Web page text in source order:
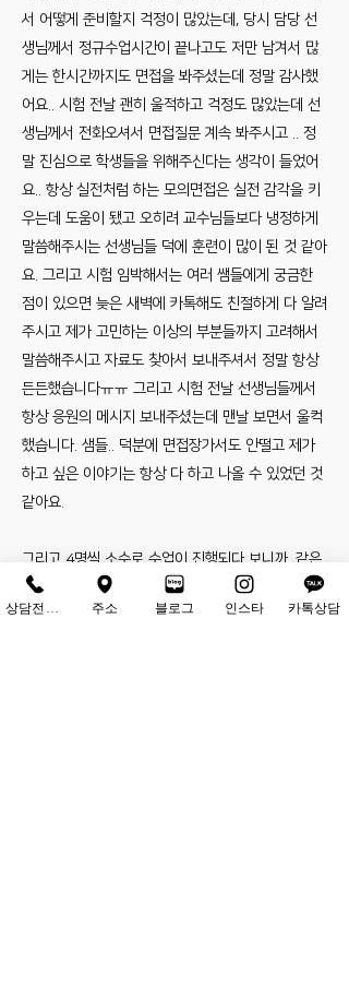
서 어떻게 준비할지 걱정이 많았는데, 당시 담당 선
생님께서 정규수업시간이 끝나고도 저만 남겨서 많
게는 한시간까지도 면접을 봐주셨는데 정말 감사했
어요.. 시험 전날 괜히 울적하고 걱정도 많았는데 선
생님께서 전화오셔서 면접질문 계속 봐주시고 .. 정
말 진심으로 학생들을 위해주신다는 생각이 들었어
요.. 항상 실전처럼 하는 모의면접은 실전 감각을 키
우는데 도움이 됐고 오히려 교수님들보다 냉정하게
말씀해주시는 선생님들 덕에 훈련이 많이 된 것 같아
요. 그리고 시험 임박해서는 여러 쌤들에게 궁금한
점이 있으면 늦은 새벽에 카톡해도 친절하게 다 알려
주시고 제가 고민하는 이상의 부분들까지 고려해서
말씀해주시고 자료도 찾아서 보내주셔서 정말 항상
든든했습니다ㅠㅠ 그리고 시험 전날 선생님들께서
항상 응원의 메시지 보내주셨는데 맨날 보면서 울컥
했습니다. 샘들.. 덕분에 면접장가서도 안떨고 제가
하고 싶은 이야기는 항상 다 하고 나올 수 있었던 것
같아요.
그리고 4명씩 소수로 수업이 진행되다 보니까, 같은
반인 친구들과 돈독해지고 그렇게 학원에서 만난 동
생, 친구, 언니들 다 너무 좋은 인연인 것 같아 정말
주소 블로그 인스타 카톡상담